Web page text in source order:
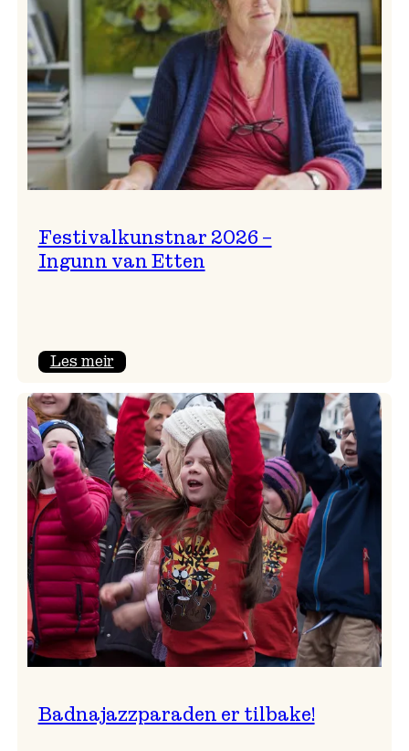
Festivalkunstnar 2026 –
Ingunn van Etten
Les meir:
2026
–
Ingunn van Etten
Badnajazzparaden er tilbake!